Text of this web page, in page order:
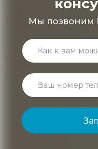
Мы позвоним